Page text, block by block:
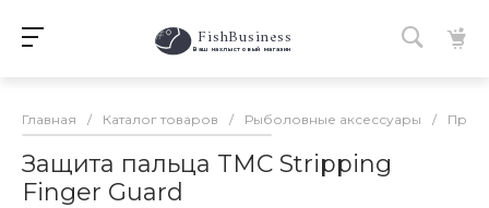
FishBusiness
Ваш нахлыстовый магазин
Главная / Каталог товаров / Рыболовные аксессуары /
Защита пальца TMC Stripping
Finger Guard